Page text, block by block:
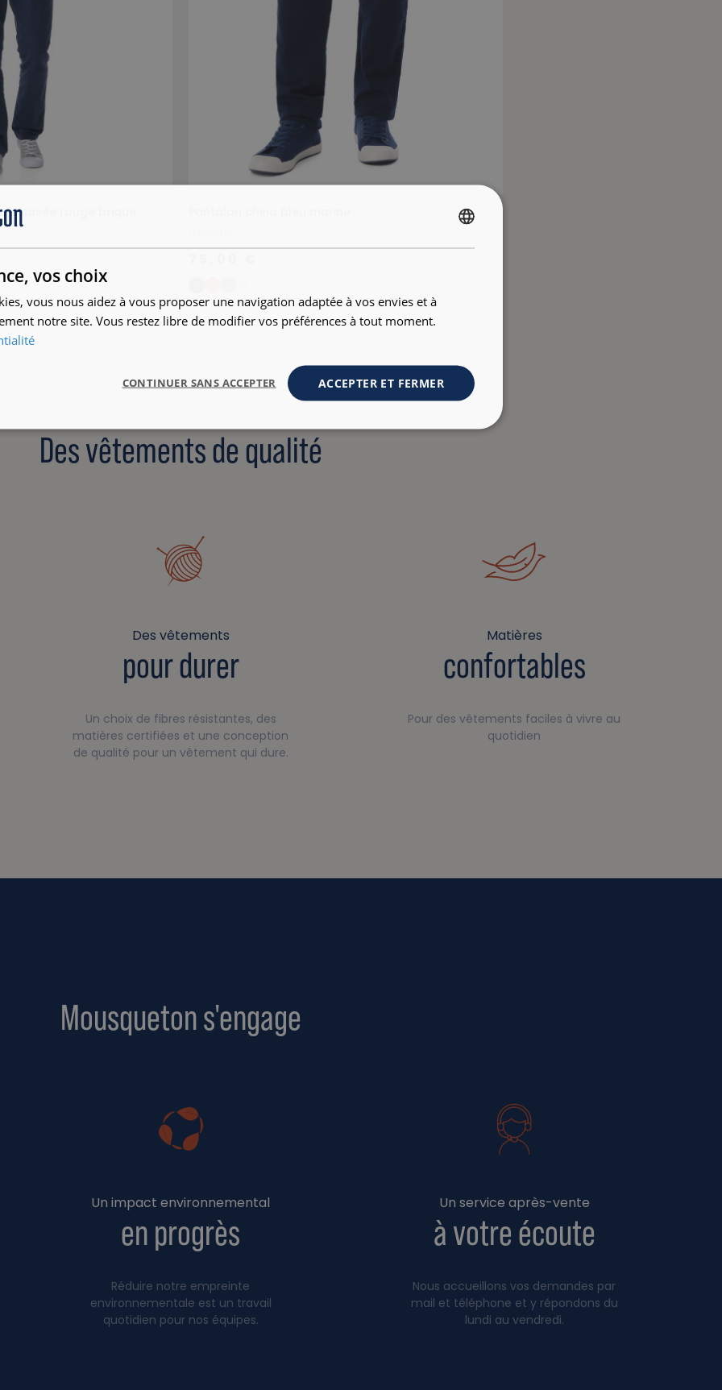
rouge brique
Des vêtements de qualité
Des vêtements
pour durer
Un choix de fibres résistantes, des
matières certifiées et une conception
de qualité pour un vêtement qui dure.
Matières
confortables
Pour des vêtements faciles à vivre au
quotidien
Mousqueton s'engage
Un impact environnemental
en progrès
Réduire notre empreinte
environnementale est un travail
quotidien pour nos équipes.
Un service après-vente
à votre écoute
Nous accueillons vos demandes par
mail et téléphone et y répondons du
lundi au vendredi.
vos choix
vous nous aidez à vous proposer une navigation adaptée à vos envies et à
notre site. Vous restez libre de modifier vos préférences à tout moment.
ACCEPTER ET FERMER
CONTINUER SANS ACCEPTER